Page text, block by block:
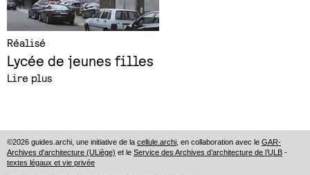
Réalisé
Lycée de jeunes filles
Lire plus
©2026 guides.archi, une initiative de la cellule.archi , en collaboration avec le GAR-
Archives d'architecture (ULiège) et le Service des Archives d’architecture de l’ULB -
textes légaux et vie privée